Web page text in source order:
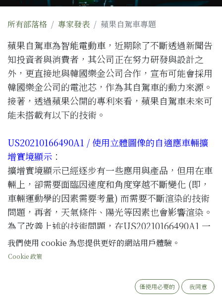
所有部落格 專家發表 蘋果自駕車專題
蘋果自駕車為智能電動車 ，近期除了不斷透過新聞告
知投資者與消費者，其公司正在努力研發與設計之
外，更直接地與韓國樂金公司合作，宣布可能會採用
韓國樂金公司的電池芯，作為其自駕車的動力來源。
接著，透過蘋果公開的專利來看，蘋果自駕車未來可
能未搭載有以下的技術。
US20210166490A1 / 使用立體圖像的自適應車輛擴
增實境顯示 ：
擴增實境顯示已經逐步有一些應用與產品，但用在車
輛上，卻需要面臨因速度和角度穿越不斷變化 (即，
車輛運動學的因素需要考量) 而需要不斷渲染的技術
問題，再者，天氣條件、陽光等因素也會影響渲染。
為了改善上述的技術問題，在US20210166490A1 一
案中，其係透過計算機設備先獲取由至少一個
捕獲的真實世界場景環境的傳感器數據，接著，至少
環境的虛擬內容，之後，確定渲染的虛擬內容
將被投影到的環境區域的一種或多種顏色或照明信
我們使用 cookie 為您提供更好的網站用戶體驗。
Cookie 政策
僅使用必要的 我同意